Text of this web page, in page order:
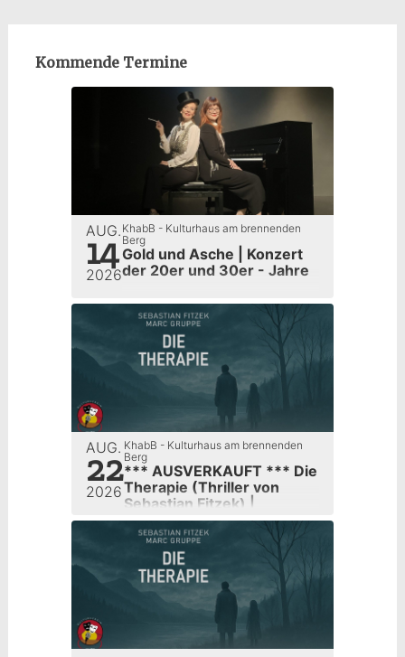
Kommende Termine
AUG.
14
2026
KhabB - Kulturhaus am brennenden
Berg
Gold und Asche | Konzert
der 20er und 30er - Jahre
AUG.
22
2026
KhabB - Kulturhaus am brennenden
Berg
*** AUSVERKAUFT *** Die
Therapie (Thriller von
Sebastian Fitzek) |
Kulturverein Sulzbach e.V.